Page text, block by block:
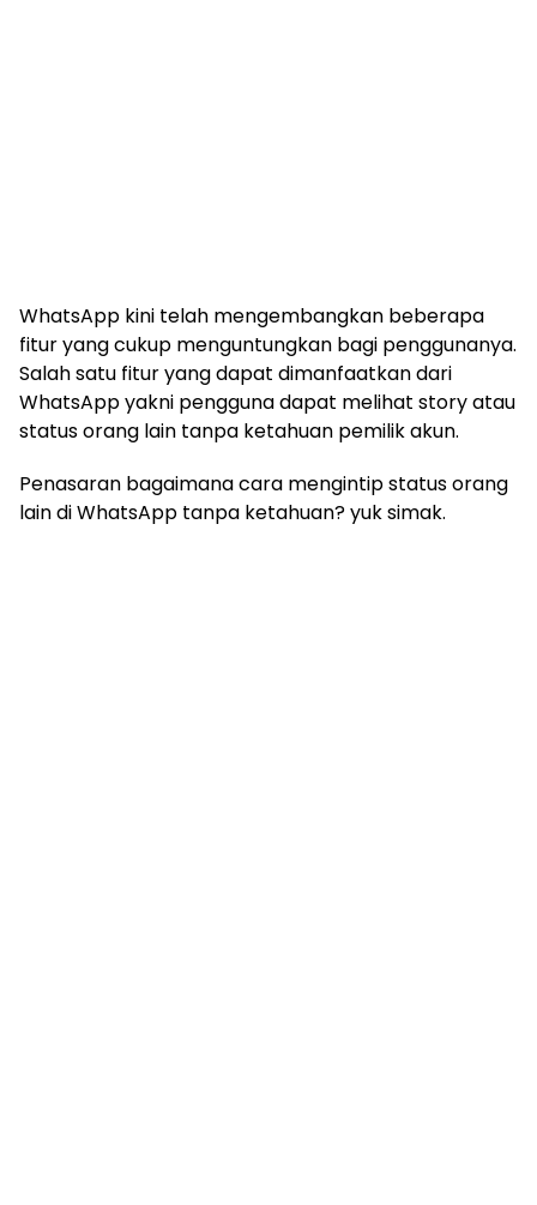
WhatsApp kini telah mengembangkan beberapa
fitur yang cukup menguntungkan bagi penggunanya.
Salah satu fitur yang dapat dimanfaatkan dari
WhatsApp yakni pengguna dapat melihat story atau
status orang lain tanpa ketahuan pemilik akun.
Penasaran bagaimana cara mengintip status orang
lain di WhatsApp tanpa ketahuan? yuk simak.